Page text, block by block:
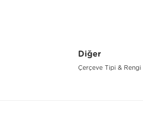
Diğer
Çerçeve Tipi & Rengi